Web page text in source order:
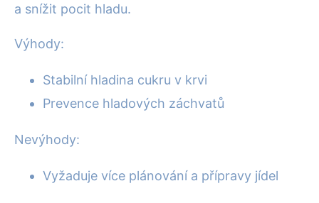
a snížit pocit hladu.
Výhody:
Stabilní hladina cukru v krvi
Prevence hladových záchvatů
Nevýhody:
Vyžaduje více plánování a přípravy jídel